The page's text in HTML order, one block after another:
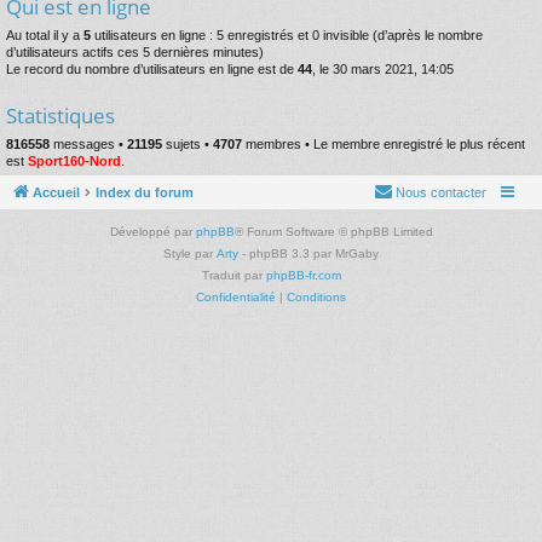
Qui est en ligne
Au total il y a 5 utilisateurs en ligne : 5 enregistrés et 0 invisible (d’après le nombre
d’utilisateurs actifs ces 5 dernières minutes)
Le record du nombre d’utilisateurs en ligne est de 44 , le 30 mars 2021, 14:05
Statistiques
816558 messages • 21195 sujets • 4707 membres • Le membre enregistré le plus récent
est Sport160-Nord
Accueil Index du forum Nous contacter
Développé par phpBB® Forum Software © phpBB Limited
Style par Arty - phpBB 3.3 par MrGaby
Traduit par phpBB-fr.com
Confidentialité | Conditions